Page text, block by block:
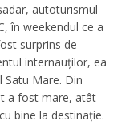
autoturismul
în weekendul ce a
surprins de
internauților, ea
Satu Mare. Din
a fost mare, atât
bine la destinație.